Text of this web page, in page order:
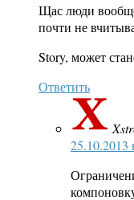
Щас люди
почти не
Story, может
Ответить
25.10.2013